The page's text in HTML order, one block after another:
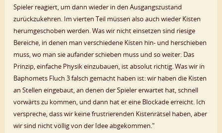
Spieler reagiert, um dann wieder in den Ausgangszustand
zurückzukehren. Im vierten Teil müssen also auch wieder Kisten
herumgeschoben werden. Was wir nicht einsetzen sind riesige
Bereiche, in denen man verschiedene Kisten hin- und herschieben
muss, wo man sie aufander schieben muss und so weiter. Das
Prinzip, einfache Physik einzubauen, ist absolut richtig. Was wir in
Baphomets Fluch 3 falsch gemacht haben ist: wir haben die Kisten
an Stellen eingebaut, an denen der Spieler erwartet hat, schnell
vorwärts zu kommen, und dann hat er eine Blockade erreicht. Ich
verspreche, dass wir keine frustrierenden Kistenrätsel haben, aber
wir sind nicht völlig von der Idee abgekommen."